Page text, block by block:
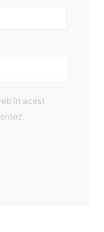
în acest